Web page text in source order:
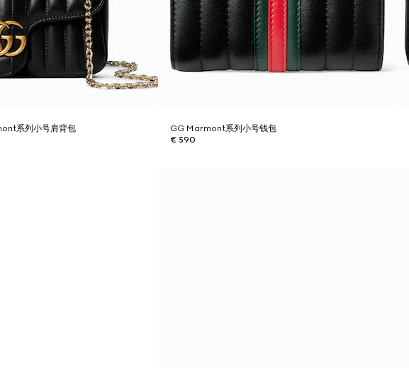
系列小号肩背包
GG Marmont系列小号钱包
€ 590